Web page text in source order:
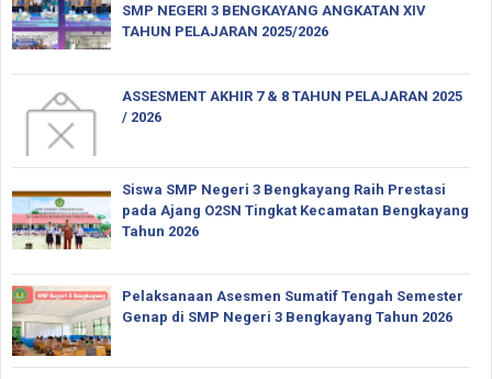
SMP NEGERI 3 BENGKAYANG ANGKATAN XIV
TAHUN PELAJARAN 2025/2026
ASSESMENT AKHIR 7 & 8 TAHUN PELAJARAN 2025
/ 2026
Siswa SMP Negeri 3 Bengkayang Raih Prestasi
pada Ajang O2SN Tingkat Kecamatan Bengkayang
Tahun 2026
Pelaksanaan Asesmen Sumatif Tengah Semester
Genap di SMP Negeri 3 Bengkayang Tahun 2026